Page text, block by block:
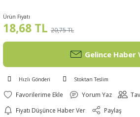
Ürün Fiyatı
18,68 TL 20,75 TL
Gelince Haber
Hızlı Gönderi Stoktan Teslim
Yorum Yaz
Fiyatı Düşünce Haber Ver
Paylaş